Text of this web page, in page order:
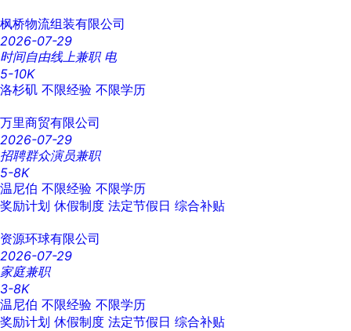
枫桥物流组装有限公司
2026-07-29
时间自由线上兼职 电
5-10K
洛杉矶 不限经验 不限学历
万里商贸有限公司
2026-07-29
招聘群众演员兼职
5-8K
温尼伯 不限经验 不限学历
奖励计划 休假制度 法定节假日 综合补贴
资源环球有限公司
2026-07-29
家庭兼职
3-8K
温尼伯 不限经验 不限学历
奖励计划 休假制度 法定节假日 综合补贴